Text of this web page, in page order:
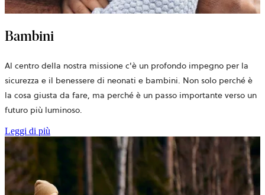
Bambini
Al centro della nostra missione c'è un profondo impegno per la
sicurezza e il benessere di neonati e bambini. Non solo perché è
la cosa giusta da fare, ma perché è un passo importante verso un
futuro più luminoso.
Leggi di più